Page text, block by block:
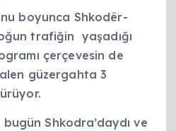
boyunca Shkodër-
trafiğin yaşadığı
çerçevesin de
güzergahta 3
Shkodra’daydı ve